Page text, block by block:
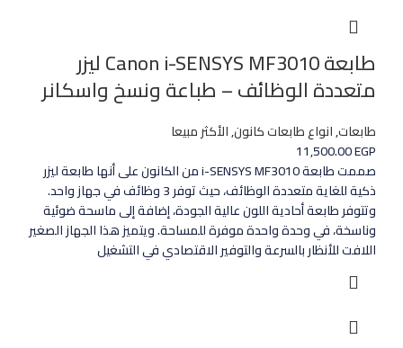
طابعة Canon i-SENSYS MF3010 ليزر
متعددة الوظائف – طباعة ونسخ واسكانر
طابعات,انواع طابعات كانون,الأكثر مبيعا
11,500.00EGP
صممت طابعة i-SENSYS MF3010 من الكانون على أنها طابعة ليزر
ذكية للغاية متعددة الوظائف، حيث توفر 3 وظائف في جهاز واحد.
وتتوفر طابعة أحادية اللون عالية الجودة، إضافة إلى ماسحة ضوئية
وناسخة، في وحدة واحدة موفرة للمساحة. ويتميز هذا الجهاز الصغير
اللافت للأنظار بالسرعة والتوفير الاقتصادي في التشغيل